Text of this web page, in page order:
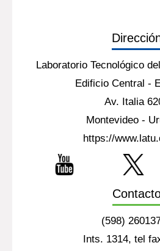
Laboratorio Tecnológico
Edificio Central -
Av. Italia
Montevideo -
https://
(598)
Ints. 1314, tel